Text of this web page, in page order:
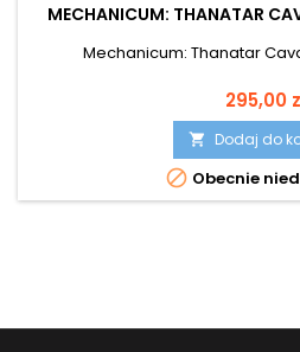
MECHANICUM: THANATAR
Mechanicum: Thanatar
Cena
295,00
 Dodaj do
 Obecnie